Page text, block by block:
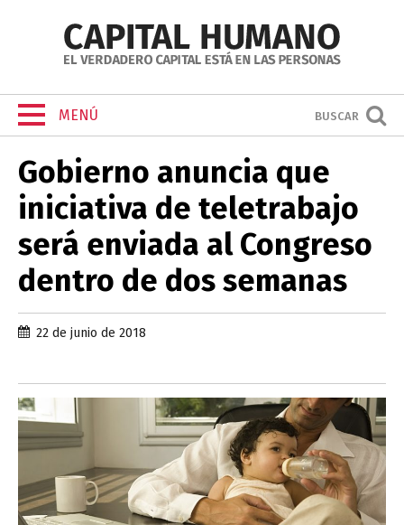
MENÚ BUSCAR
Gobierno anuncia que
iniciativa de teletrabajo
será enviada al Congreso
dentro de dos semanas
22 de junio de 2018